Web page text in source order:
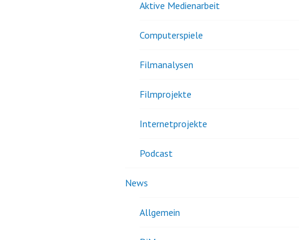
Aktive Medienarbeit
Computerspiele
Filmanalysen
Filmprojekte
Internetprojekte
Podcast
News
Allgemein